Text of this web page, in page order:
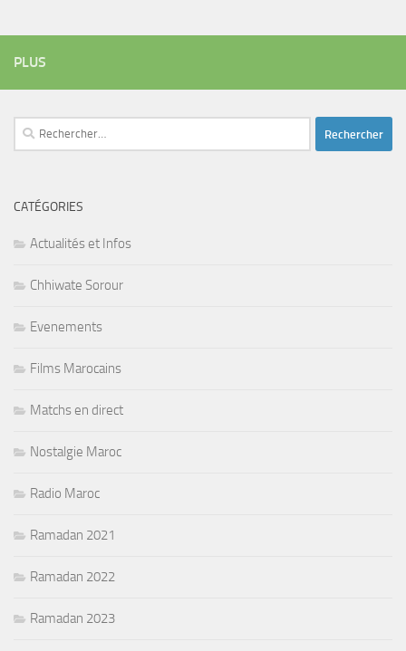
PLUS
Rechercher :
CATÉGORIES
Actualités et Infos
Chhiwate Sorour
Evenements
Films Marocains
Matchs en direct
Nostalgie Maroc
Radio Maroc
Ramadan 2021
Ramadan 2022
Ramadan 2023